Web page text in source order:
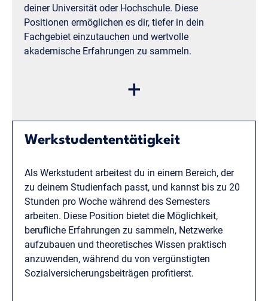
deiner Universität oder Hochschule. Diese
Positionen ermöglichen es dir, tiefer in dein
Fachgebiet einzutauchen und wertvolle
akademische Erfahrungen zu sammeln.
dem Studium als wissenschaftliche Hilfskraft in
Er hilft bei der Datenauswertung und gewinnt
dadurch tiefe Einblicke in aktuelle
+
Werkstudententätigkeit
Als Werkstudent arbeitest du in einem Bereich, der
zu deinem Studienfach passt, und kannst bis zu 20
Stunden pro Woche während des Semesters
arbeiten. Diese Position bietet die Möglichkeit,
berufliche Erfahrungen zu sammeln, Netzwerke
aufzubauen und theoretisches Wissen praktisch
anzuwenden, während du von vergünstigten
Sozialversicherungsbeiträgen profitierst.